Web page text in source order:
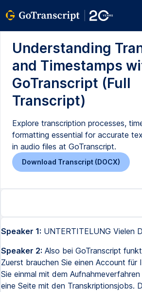
Understanding
and Timestamps
GoTranscript (Full
Transcript)
Explore transcription processes,
formatting essential for accurate
in audio files at GoTranscript.
Download Transcript (DOCX)
Speaker 1: UNTERTITELUNG Vielen
Speaker 2: Also bei GoTranscript
Zuerst brauchen Sie einen Account für
Sie einmal mit dem
eine Seite mit den Transkriptionsjobs.